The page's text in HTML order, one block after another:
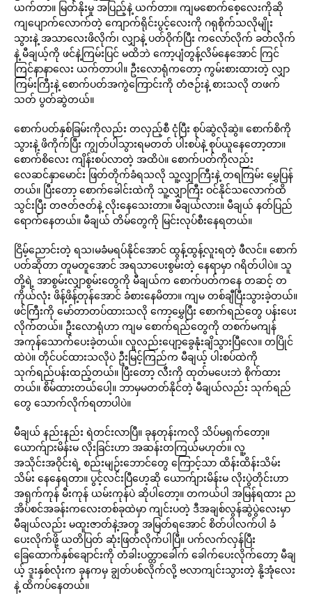
ယက်တာ။ မြတ်နိုးမှု အပြည့်နဲ့ ယက်တာ။ ကျမစောက်စေ့လေးကိုဆို
ကျပျောက်လောက်တဲ့ ကျောက်ရိုင်းပွင့်လေးကို ဂရုစိုက်သလိုမျိုး
သွားနဲ့ အသာလေးဖိလိုက်၊ လျှာနဲ့ ပတ်ဝိုက်ပြီး ကလော်လိုက် ခတ်လိုက်
နဲ့ မီချယ့်ကို ဖင်နဲ့ကြမ်းပြင် မထိဘဲ ကော့ပျံတွန့်လိမ်နေအောင် ကြင်
ကြင်နာနာလေး ယက်တာပါ။ ဦးလောရုံကတော့ ကွမ်းစားထားတဲ့ လျှာ
ကြမ်းကြီးနဲ့ စောက်ပတ်အကွဲကြောင်းကို တံဇဉ်းနဲ့ စားသလို တဖက်
သတ် ပွတ်ဆွဲတယ်။
စောက်ပတ်နှစ်ခြမ်းကိုလည်း တလှည့်စီ ငုံပြီး စုပ်ဆွဲလိုဆွဲ။ စောက်စိကို
သွားနဲ့ ဖိကိုက်ပြီး ကျွတ်ပါသွားရမတတ် ပါးစပ်နဲ့ စုပ်ယူနေတော့တာ။
စောက်စိလေး ကျိန်းစပ်လာတဲ့ အထိပဲ။ စောက်ပတ်ကိုလည်း
လေဆင်နှာမောင်း ဖြတ်တိုက်ခံရသလို သူ့လျှာကြီးနဲ့ တရကြမ်း မွှေပြန်
တယ်။ ပြီးတော့ စောက်ခေါင်းထဲကို သူ့လျှာကြီး ဝင်နိုင်သလောက်ထိ
သွင်းပြီး တဇတ်ဇတ်နဲ့ လိုးနေသေးတာ။ မီချယ်လား။ မီချယ် နတ်ပြည်
ရောက်နေတယ်။ မီချယ် တိမ်တွေကို မြင်းလုပ်စီးနေရတယ်။
ငြိမ့်ညောင်းတဲ့ ရသ၊မခံမရပ်နိုင်အောင် ထွန့်ထွန့်လူးရတဲ့ ဖီလင်။ စောက်
ပတ်ဆိုတာ တူမတူအောင် အရသာပေးစွမ်းတဲ့ နေရာမှာ ဂရိတ်ပါပဲ။ သူ
တို့ရဲ့ အာစွမ်းလျှာစွမ်းတွေကို မီချယ်က စောက်ပတ်ကနေ တဆင့် တ
ကိုယ်လုံး ဖိန့်ဖိန့်တုန်အောင် ခံစားနေမိတာ။ ကျမ တစ်ချီပြီးသွားခဲ့တယ်။
ဖင်ကြီးကို မော်တာတပ်ထားသလို ကော့မွှေပြီး စောက်ရည်တွေ ပန်းပေး
လိုက်တယ်။ ဦးလောရုံဟာ ကျမ စောက်ရည်တွေကို တစက်မကျန်
အကုန်သောက်ပေးခဲ့တယ်။ လူလည်းပျော့ခွေနုံးချိသွားပြီလေ။ တပြိုင်
ထဲပဲ။ တိုင်ပင်ထားသလိုပဲ ဦးမြင့်ကြည်က မီချယ့် ပါးစပ်ထဲကို
သုက်ရည်ပန်းထည့်တယ်။ ပြီးတော့ လီးကို ထုတ်မပေးဘဲ စိုက်ထား
တယ်။ စိမ်ထားတယ်ပေါ့။ ဘာမှမတတ်နိုင်တဲ့ မီချယ်လည်း သုက်ရည်
တွေ သောက်လိုက်ရတာပါပဲ။
မီချယ် နည်းနည်း ရဲတင်းလာပြီ။ ခုနတုန်းကလို သိပ်မရှက်တော့။
ယောက်ျားမိန်းမ လိုးခြင်းဟာ အဆန်းတကြယ်မဟုတ်။ လူ့
အသိုင်းအဝိုင်းရဲ့ စည်းမျဉ်းဘောင်တွေ ကြောင့်သာ ထိန်းထိန်းသိမ်း
သိမ်း နေနေရတာ။ ပွင့်လင်းပြီဟေ့ဆို ယောက်ျားမိန်းမ လိုးပွဲတိုင်းဟာ
အရှက်ကုန် မီးကုန် ယမ်းကုန်ပဲ ဆိုပါတော့။ တကယ်ပါ အမြန်ရထား ည
အိပ်စင်အခန်းကလေးတစ်ခုထဲမှာ ကျင်းပတဲ့ ဒီအချစ်လွန်ဆွဲပွဲလေးမှာ
မီချယ်လည်း မထူးဇာတ်နဲ့အတူ အမြတ်ရအောင် စိတ်ပါလက်ပါ ခံ
ပေးလိုက်ဖို့ ယတိပြတ် ဆုံးဖြတ်လိုက်ပါပြီ။ ပက်လက်လှန်ပြီး
ခြေထောက်နှစ်ချောင်းကို တံခါးပတ္တာခေါက် ခေါက်ပေးလိုက်တော့ မီချ
ယ့် ဒူးနှစ်လုံးက ခုနကမှ ချွတ်ပစ်လိုက်လို့ ဗလာကျင်းသွားတဲ့ နို့အုံလေး
နဲ့ ထိကပ်နေတယ်။